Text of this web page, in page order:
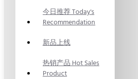
今日推荐 Today's
Recommendation
新品上线
热销产品 Hot Sales
Product